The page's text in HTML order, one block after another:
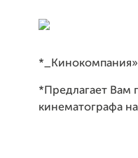
*Предлагает Вам
кинематографа